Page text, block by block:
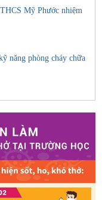
Mỹ Phước nhiệm
năng phòng cháy chữa